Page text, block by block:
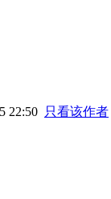
22:50 只看该作者